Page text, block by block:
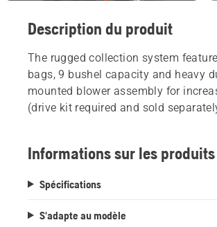
Description du produit
The rugged collection system features 3
bags, 9 bushel capacity and heavy
mounted blower assembly for
(drive kit required and sold
Informations sur les produits
Spécifications
S'adapte au modèle